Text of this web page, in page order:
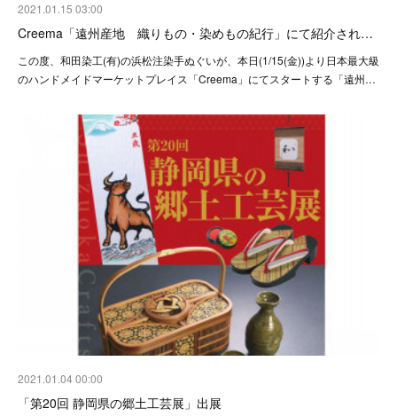
2021.01.15 03:00
Creema「遠州産地 織りもの・染めもの紀行」にて紹介され…
この度、和田染工(有)の浜松注染手ぬぐいが、本日(1/15(金))より日本最大級
のハンドメイドマーケットプレイス「Creema」にてスタートする「遠州…
2021.01.04 00:00
「第20回 静岡県の郷土工芸展」出展